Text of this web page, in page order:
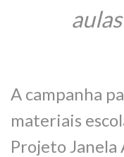
A campanha
materiais
Projeto Janela